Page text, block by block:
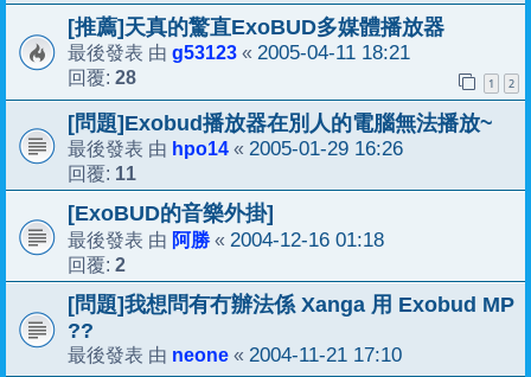
[推薦]天真的驚直ExoBUD多媒體播放器
最後發表 由 g53123 « 2005-04-11 18:21
回覆: 28 1 2
[問題]Exobud播放器在別人的電腦無法播放~
最後發表 由 hpo14 « 2005-01-29 16:26
回覆: 11
[ExoBUD的音樂外掛]
最後發表 由 阿勝 « 2004-12-16 01:18
回覆: 2
[問題]我想問有冇辦法係 Xanga 用 Exobud MP
??
最後發表 由 neone « 2004-11-21 17:10